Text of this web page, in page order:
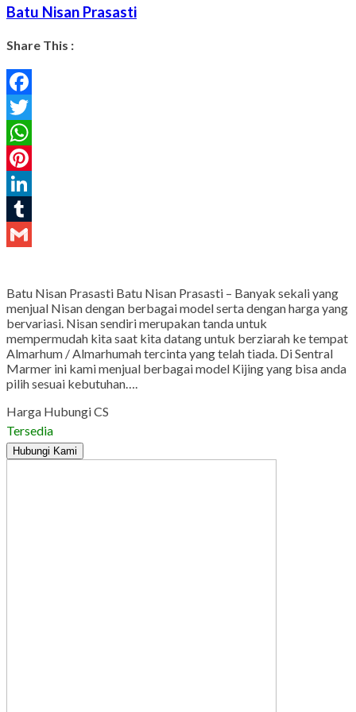
Batu Nisan Prasasti
Share This :
Facebook
Twitter
WhatsApp
Pinterest
LinkedIn
Tumblr
Batu Nisan Prasasti Batu Nisan Prasasti – Banyak sekali yang
menjual Nisan dengan berbagai model serta dengan harga yang
bervariasi. Nisan sendiri merupakan tanda untuk
mempermudah kita saat kita datang untuk berziarah ke tempat
Almarhum / Almarhumah tercinta yang telah tiada. Di Sentral
Marmer ini kami menjual berbagai model Kijing yang bisa anda
pilih sesuai kebutuhan….
Harga Hubungi CS
Tersedia
Hubungi Kami